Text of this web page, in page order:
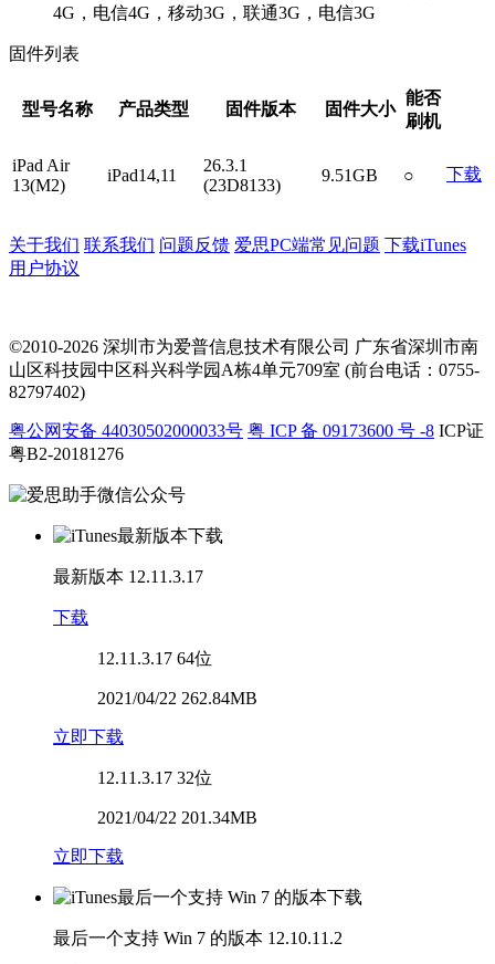
4G，电信4G，移动3G，联通3G，电信3G
固件列表
型号名称 产品类型 固件版本 固件大小
能否
刷机
iPad Air
13(M2)
iPad14,11
26.3.1
(23D8133)
9.51GB ○ 下载
关于我们 联系我们 问题反馈 爱思PC端常见问题 下载iTunes
用户协议
©2010-2026 深圳市为爱普信息技术有限公司 广东省深圳市南
山区科技园中区科兴科学园A栋4单元709室 (前台电话：0755-
82797402)
粤公网安备 44030502000033号 粤 ICP 备 09173600 号 -8 ICP证
粤B2-20181276
最新版本 12.11.3.17
下载
12.11.3.17 64位
2021/04/22 262.84MB
立即下载
12.11.3.17 32位
2021/04/22 201.34MB
立即下载
最后一个支持 Win 7 的版本 12.10.11.2